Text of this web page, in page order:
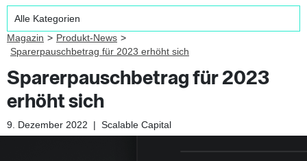
Magazin
Produkt-News
Sparerpauschbetrag für 2023 erhöht sich
Sparerpauschbetrag für 2023
erhöht sich
9. Dezember 2022 | Scalable Capital